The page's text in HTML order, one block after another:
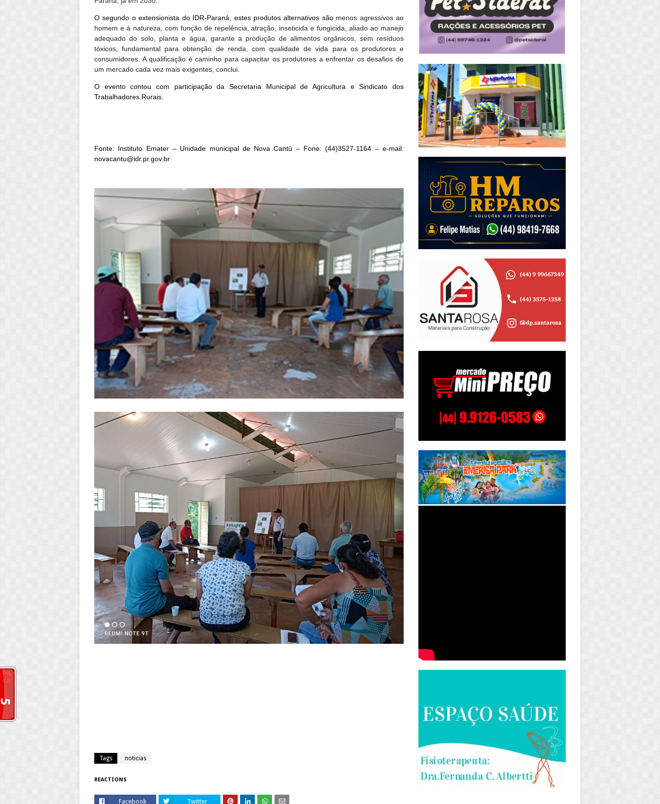
O segundo o extensionista do IDR-Paraná, estes produtos alternativos são menos agressivos ao
homem e à natureza, com função de repelência, atração, inseticida e fungicida, aliado ao manejo
adequado do solo, planta e água, garante a produção de alimentos orgânicos, sem resíduos
tóxicos, fundamental para obtenção de renda, com qualidade de vida para os produtores e
consumidores. A qualificação é caminho para capacitar os produtores a enfrentar os desafios de
um mercado cada vez mais exigentes, conclui.
O evento contou com participação da Secretaria Municipal de Agricultura e Sindicato dos
Trabalhadores Rurais.
Fonte: Instituto Emater – Unidade municipal de Nova Cantú – Fone: (44)3527-1164 – e-mail:
novacantu@idr.pr.gov.br
Tags noticias
REACTIONS
Facebook Twitter